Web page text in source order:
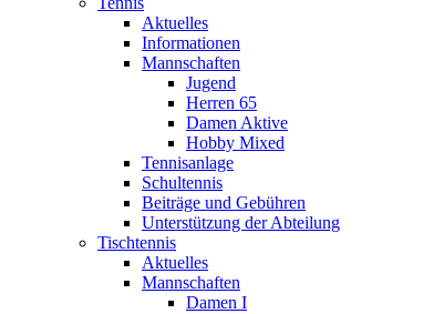
Aktuelles
Informationen
Mannschaften
Jugend
Herren 65
Damen Aktive
Hobby Mixed
Tennisanlage
Schultennis
Beiträge und Gebühren
Unterstützung der Abteilung
Tischtennis
Aktuelles
Mannschaften
Damen I